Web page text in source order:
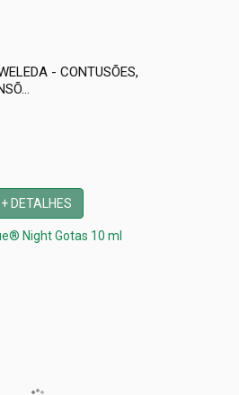
- CONTUSÕES,
+ DETALHES